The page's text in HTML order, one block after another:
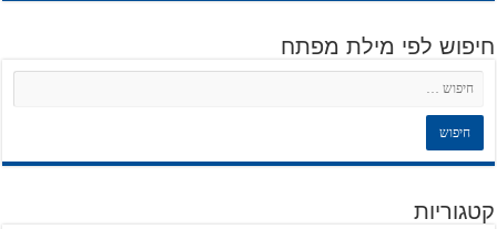
חיפוש לפי מילת מפתח
קטגוריות